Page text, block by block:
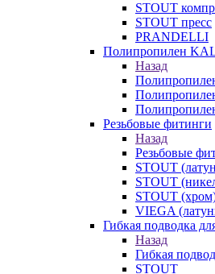
STOUT
STOUT пресс
PRANDELLI
Полипропилен
Назад
Резьбовые фитинги
Назад
Резьбовые
STOUT
STOUT
STOUT
VIEGA
Гибкая подводка
Назад
Гибкая
STOUT